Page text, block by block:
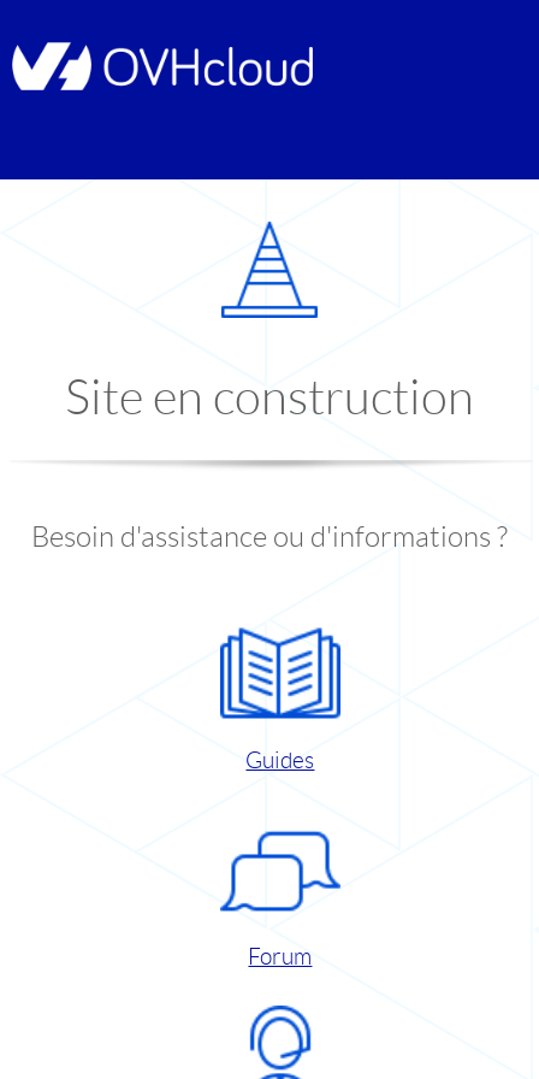
Site en construction
Besoin d'assistance ou d'informations ?
Guides
Forum